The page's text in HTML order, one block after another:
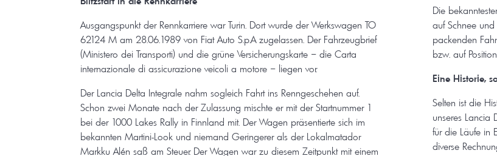
Ausgangspunkt der Rennkarriere war Turin. Dort wurde der Werkswagen TO
62124 M am 28.06.1989 von Fiat Auto S.p.A zugelassen. Der Fahrzeugbrief
(Ministero dei Transporti) und die grüne Versicherungskarte – die Carta
internazionale di assicurazione veicoli a motore – liegen vor.
Der Lancia Delta Integrale nahm sogleich Fahrt ins Renngeschehen auf.
Schon zwei Monate nach der Zulassung mischte er mit der Startnummer 1
bei der 1000 Lakes Rally in Finnland mit. Der Wagen präsentierte sich im
bekannten Martini-Look und niemand Geringerer als der Lokalmatador
Markku Alén saß am Steuer. Der Wagen war zu diesem Zeitpunkt mit einem
Die
auf Schnee
packenden
bzw. auf
Eine Historie,
Selten ist die
unseres Lancia
für die Läufe in
diverse